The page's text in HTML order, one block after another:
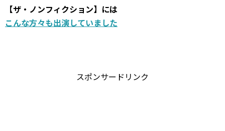
【ザ・ノンフィクション】には
こんな方々も出演していました
スポンサードリンク